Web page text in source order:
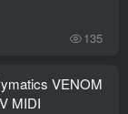
135
VENOM
MIDI